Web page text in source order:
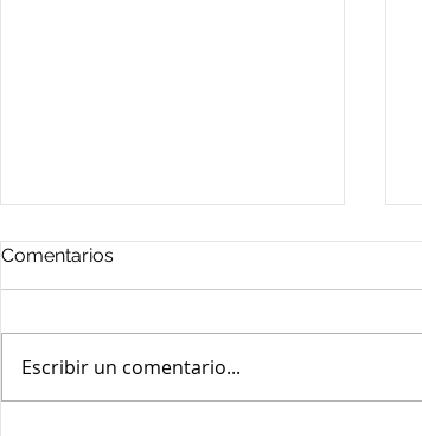
Comentarios
Escribir un comentario...